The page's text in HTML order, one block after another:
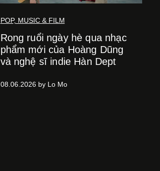
POP, MUSIC & FILM
Rong ruổi ngày hè qua nhạc
phẩm mới của Hoàng Dũng
và nghệ sĩ indie Hàn Dept
08.06.2026 by Lo Mo